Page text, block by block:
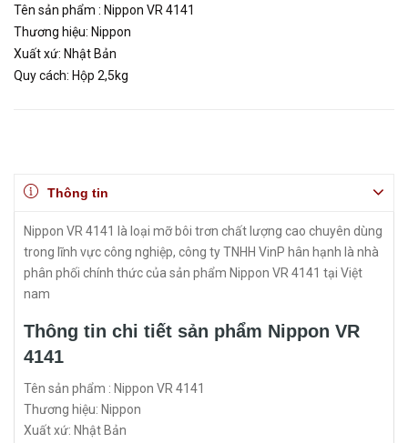
Tên sản phẩm : Nippon VR 4141
Thương hiệu: Nippon
Xuất xứ: Nhật Bản
Quy cách: Hộp 2,5kg
Thông tin
Nippon VR 4141 là loại mỡ bôi trơn chất lượng cao chuyên dùng
trong lĩnh vực công nghiệp, công ty TNHH VinP hân hạnh là nhà
phân phối chính thức của sản phẩm Nippon VR 4141 tại Việt
nam
Thông tin chi tiết sản phẩm Nippon VR
4141
Tên sản phẩm : Nippon VR 4141
Thương hiệu: Nippon
Xuất xứ: Nhật Bản